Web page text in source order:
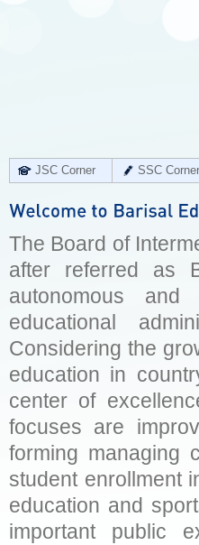
JSC Corner SSC Corner
The Board of
after referred as
autonomous
educational
Considering the
education in
center of
focuses are
forming managing
student enrollment
education and
important public